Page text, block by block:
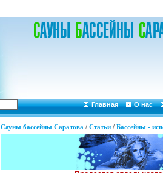
Главная О нас
Сауны бассейны Саратова / Статьи / Бассейны -